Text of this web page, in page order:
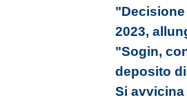
2023,
"Sogin,
deposito
Si